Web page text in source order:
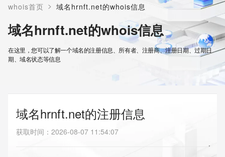
whois首页 > 域名hrnft.net的whois信息
域名hrnft.net的whois信息
在这里，您可以了解一个域名的注册信息、所有者、注册商、注册日期、过期日
期、域名状态等信息
域名hrnft.net的注册信息
获取时间 ： 2026-08-07 11:54:07